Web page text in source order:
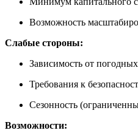
Возможность
Слабые стороны:
Зависимость от
Требования к
Сезонность
Возможности: